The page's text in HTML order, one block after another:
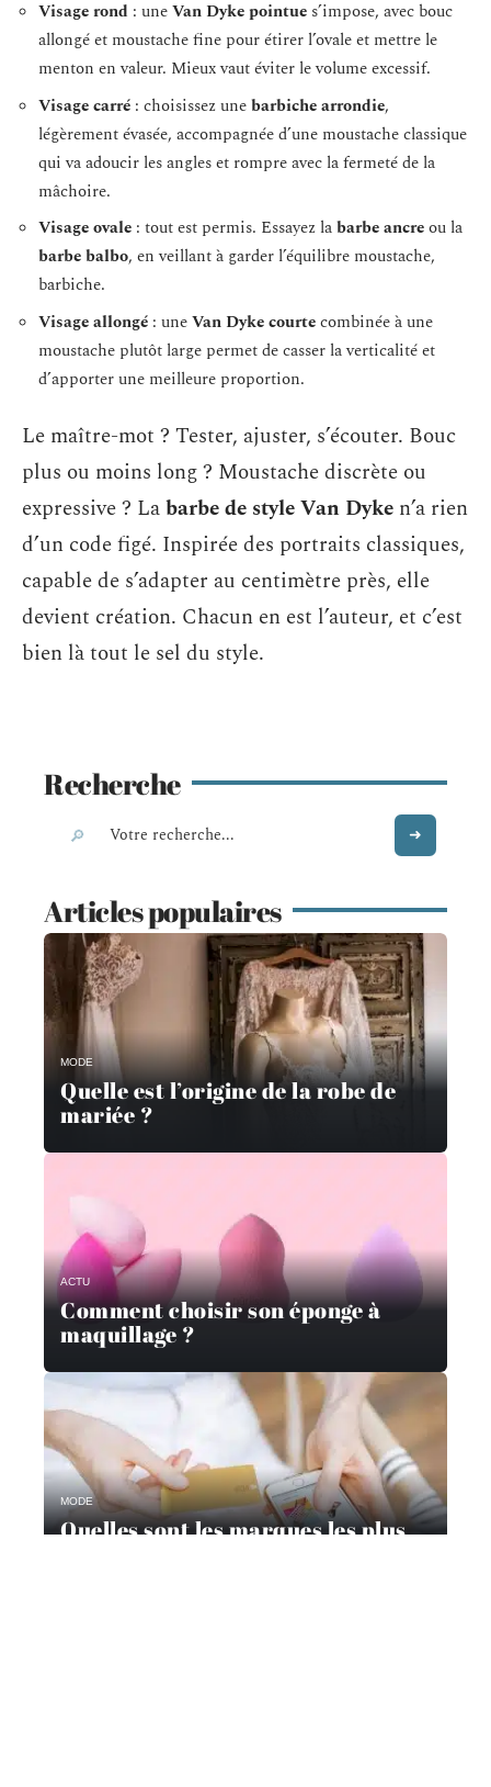
Visage rond : uneVan Dyke pointue s’impose, avec bouc
allongé et moustache fine pour étirer l’ovale et mettre le
menton en valeur. Mieux vaut éviter le volume excessif.
Visage carré : choisissez unebarbiche arrondie,
légèrement évasée, accompagnée d’une moustache classique
qui va adoucir les angles et rompre avec la fermeté de la
mâchoire.
Visage ovale : tout est permis. Essayez labarbe ancreou la
barbe balbo, en veillant à garder l’équilibre moustache,
barbiche.
Visage allongé : uneVan Dyke courtecombinée à une
moustache plutôt large permet de casser la verticalité et
d’apporter une meilleure proportion.
Le maître-mot ? Tester, ajuster, s’écouter. Bouc
plus ou moins long ? Moustache discrète ou
expressive ? Labarbe de style Van Dyke n’a rien
d’un code figé. Inspirée des portraits classiques,
capable de s’adapter au centimètre près, elle
devient création. Chacun en est l’auteur, et c’est
bien là tout le sel du style.
Recherche
Articles populaires
MODE
Quelle est l’origine de la robe de
mariée ?
ACTU
Comment choisir son éponge à
maquillage ?
MODE
Quelles sont les marques les plus